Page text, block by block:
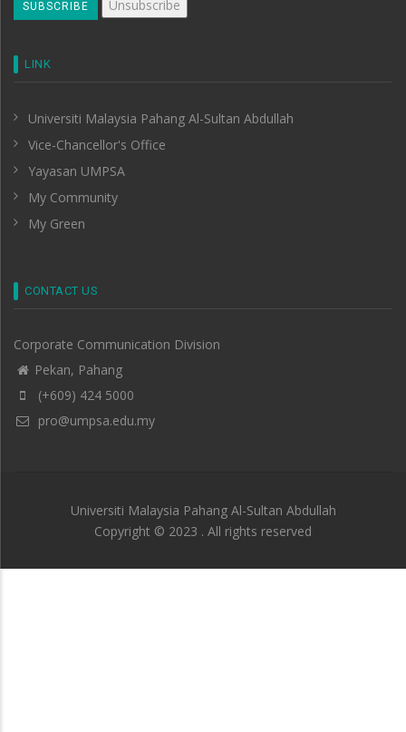
LINK
Universiti Malaysia Pahang Al-Sultan Abdullah
Vice-Chancellor's Office
Yayasan UMPSA
My Community
My Green
CONTACT US
Corporate Communication Division
Pekan, Pahang
(+609) 424 5000
pro@umpsa.edu.my
Universiti Malaysia Pahang Al-Sultan Abdullah
Copyright © 2023 . All rights reserved